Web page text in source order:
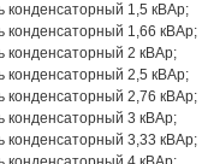
конденсаторный 1,5 кВАр;
конденсаторный 1,66 кВАр;
конденсаторный 2 кВАр;
конденсаторный 2,5 кВАр;
конденсаторный 2,76 кВАр;
конденсаторный 3 кВАр;
конденсаторный 3,33 кВАр;